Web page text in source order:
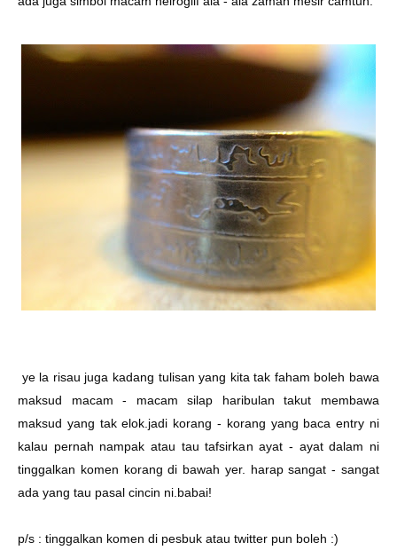
ye la risau juga kadang tulisan yang kita tak faham boleh bawa
maksud macam - macam silap haribulan takut membawa
maksud yang tak elok.jadi korang - korang yang baca entry ni
kalau pernah nampak atau tau tafsirkan ayat - ayat dalam ni
tinggalkan komen korang di bawah yer. harap sangat - sangat
ada yang tau pasal cincin ni.babai!
p/s : tinggalkan komen di pesbuk atau twitter pun boleh :)